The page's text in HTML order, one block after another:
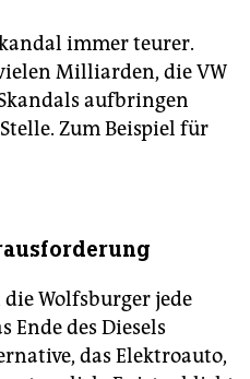
immer teurer.
Milliarden, die VW
aufbringen
Zum Beispiel für
Wolfsburger jede
Ende des Diesels
das Elektroauto,